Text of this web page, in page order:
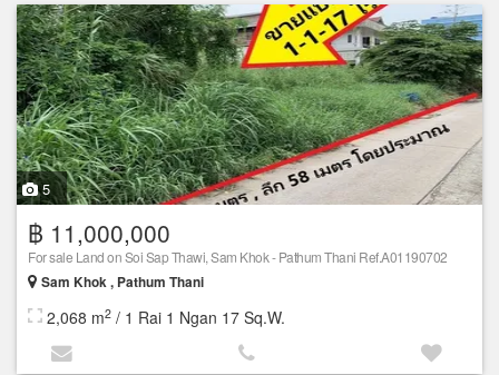
5
฿ 11,000,000
For sale Land on Soi Sap Thawi, Sam Khok - Pathum Thani Ref.A01190702
Sam Khok , Pathum Thani
2,068 m2 / 1 Rai 1 Ngan 17 Sq.W.